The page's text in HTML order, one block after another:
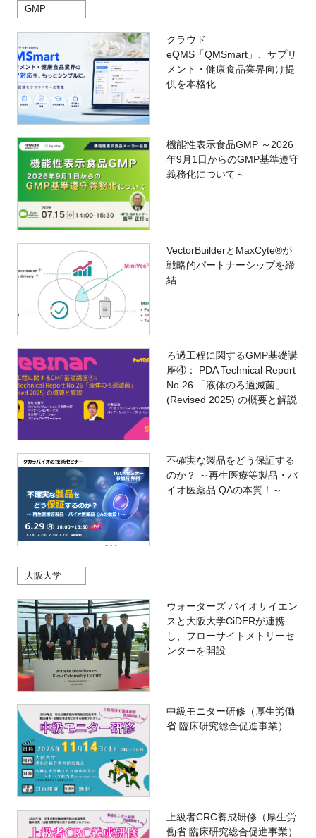
GMP
クラウド
eQMS「QMSmart」、サプリ
メント・健康食品業界向け提
供を本格化
機能性表示食品GMP ～2026
年9月1日からのGMP基準遵守
義務化について～
VectorBuilderとMaxCyte®が
戦略的パートナーシップを締
結
ろ過工程に関するGMP基礎講
座④： PDA Technical Report
No.26 「液体のろ過滅菌」
(Revised 2025) の概要と解説
不確実な製品をどう保証する
のか？ ～再生医療等製品・バ
イオ医薬品 QAの本質！～
大阪大学
ウォーターズ バイオサイエン
スと大阪大学CiDERが連携
し、フローサイトメトリーセ
ンターを開設
中級モニター研修（厚生労働
省 臨床研究総合促進事業）
上級者CRC養成研修（厚生労
働省 臨床研究総合促進事業）